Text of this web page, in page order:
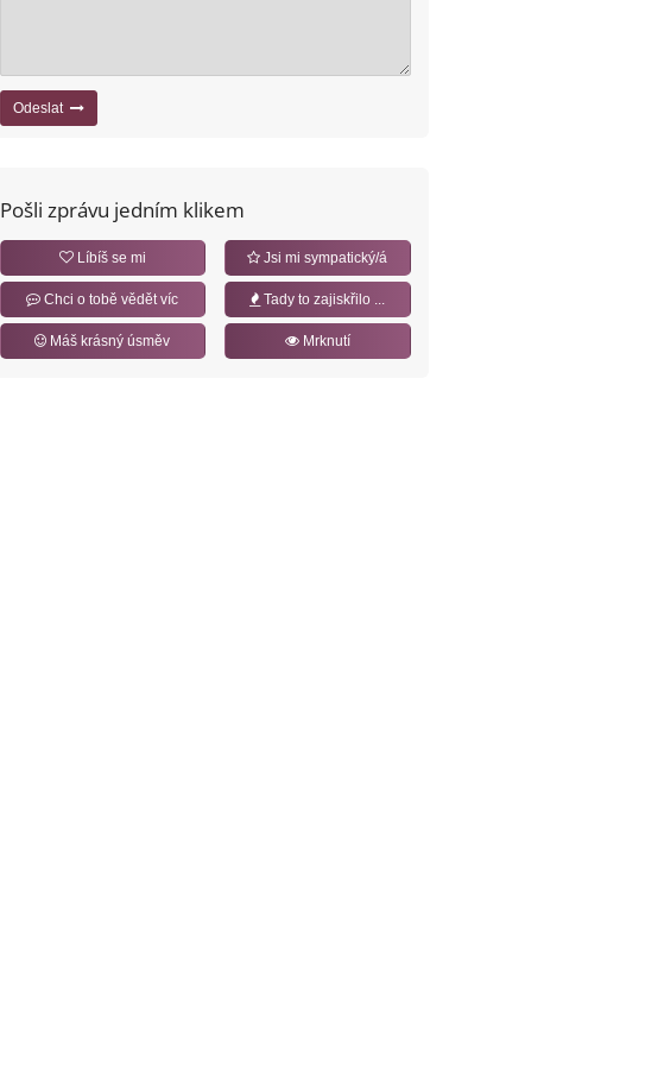
Odeslat
Pošli zprávu jedním klikem
Líbíš se mi Jsi mi sympatický/á
Chci o tobě vědět víc Tady to zajiskřilo ...
Máš krásný úsměv Mrknutí